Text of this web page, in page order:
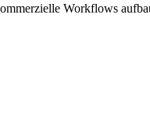
Workflows